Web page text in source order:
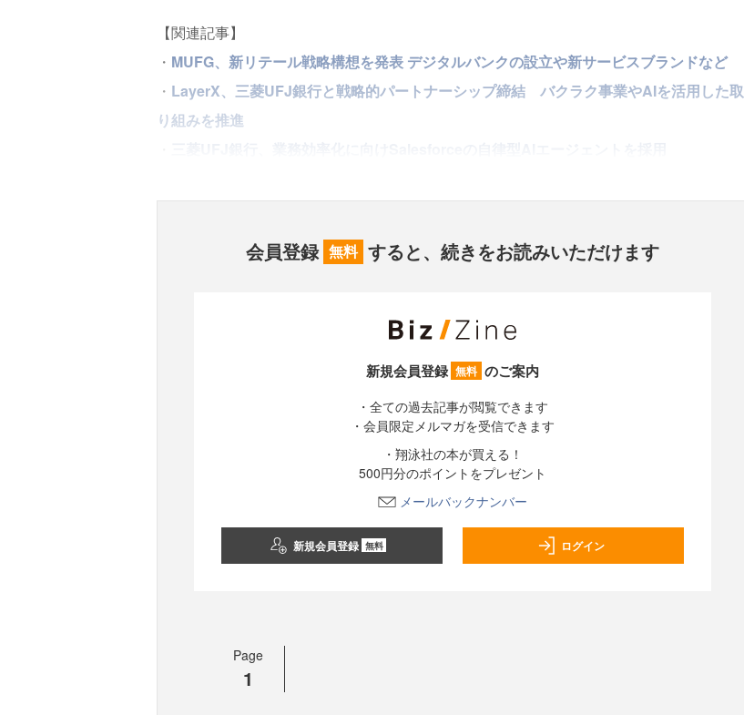
【関連記事】
・ MUFG、新リテール戦略構想を発表 デジタルバンクの設立や新サービスブランドなど
・ LayerX、三菱UFJ銀行と戦略的パートナーシップ締結 バクラク事業やAIを活用した取
り組みを推進
会員登録 無料 すると、続きをお読みいただけます
新規会員登録 無料 のご案内
・全ての過去記事が閲覧できます
・会員限定メルマガを受信できます
・翔泳社の本が買える！
500円分のポイントをプレゼント
メールバックナンバー
新規会員登録 無料 ログイン
Page
1